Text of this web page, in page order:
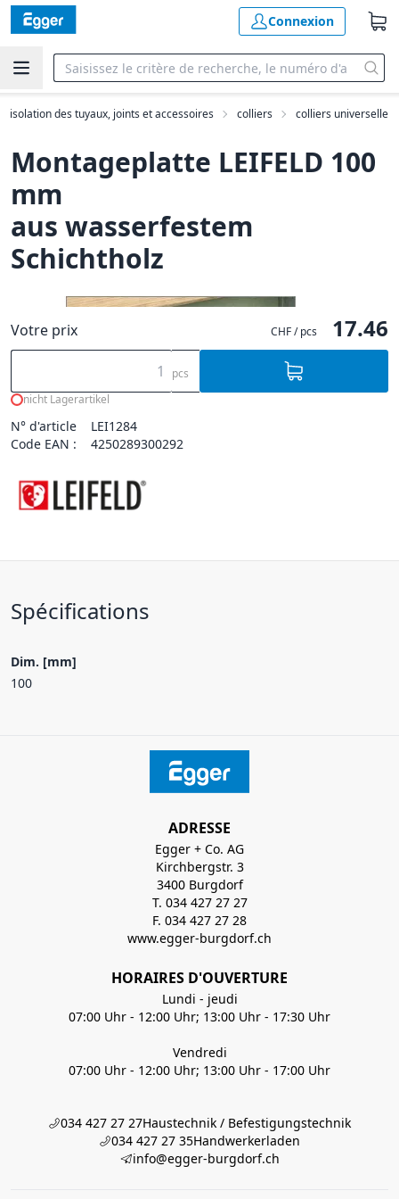
Connexion
isolation des tuyaux, joints et accessoires colliers colliers universelle
Montageplatte LEIFELD 100
mm
aus wasserfestem
Schichtholz
Votre prix CHF / pcs 17.46
pcs
nicht Lagerartikel
N° d'article
LEI1284
Code EAN :
4250289300292
Spécifications
Dim. [mm]
100
ADRESSE
Egger + Co. AG
Kirchbergstr. 3
3400 Burgdorf
T. 034 427 27 27
F. 034 427 27 28
www.egger-burgdorf.ch
HORAIRES D'OUVERTURE
Lundi - jeudi
07:00 Uhr - 12:00 Uhr; 13:00 Uhr - 17:30 Uhr
Vendredi
07:00 Uhr - 12:00 Uhr; 13:00 Uhr - 17:00 Uhr
034 427 27 27Haustechnik / Befestigungstechnik
034 427 27 35Handwerkerladen
info@egger-burgdorf.ch